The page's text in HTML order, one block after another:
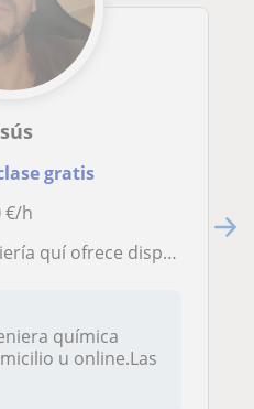
gratis
€/h
por Sevilla y alrededores,además de horario flexible.(Ciencias)
química
u online.Las